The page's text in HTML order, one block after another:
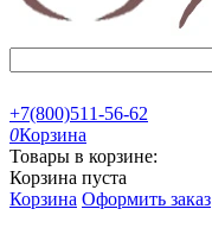
+7(800)511-56-62
0Корзина
Товары в корзине:
Корзина пуста
Корзина Оформить заказ